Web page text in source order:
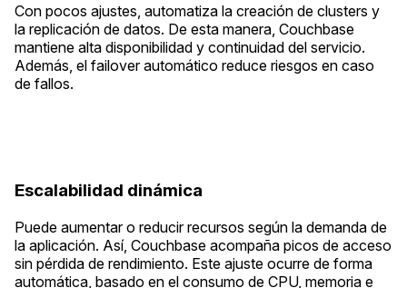
Con pocos ajustes, automatiza la creación de clusters y
la replicación de datos. De esta manera, Couchbase
mantiene alta disponibilidad y continuidad del servicio.
Además, el failover automático reduce riesgos en caso
de fallos.
Escalabilidad dinámica
Puede aumentar o reducir recursos según la demanda de
la aplicación. Así, Couchbase acompaña picos de acceso
sin pérdida de rendimiento. Este ajuste ocurre de forma
automática, basado en el consumo de CPU, memoria e